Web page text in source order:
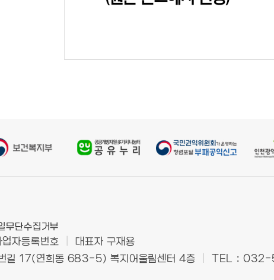
무단수집거부
업자등록번호
대표자 구재용
길 17(연희동 683-5) 복지어울림센터 4층
TEL :